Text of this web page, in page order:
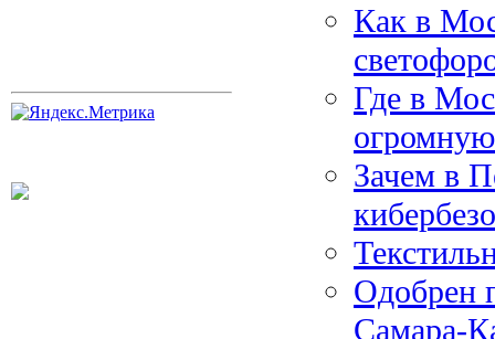
Как в
Где в
Зачем в
Одобрен
Самара-